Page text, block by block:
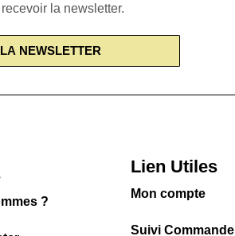
la newsletter.
NEWSLETTER
?
Lien Utiles
Mon compte
Suivi Commande